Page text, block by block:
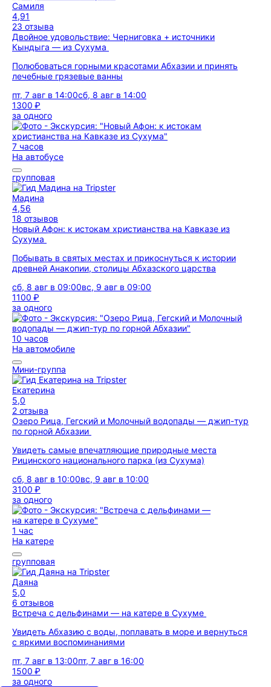
Самиля
4,91
23 отзыва
Двойное удовольствие: Черниговка + источники
Кындыга — из Сухума
Полюбоваться горными красотами Абхазии и принять
лечебные грязевые ванны
пт, 7 авг в 14:00сб, 8 авг в 14:00
1300 ₽
за одного
7 часов
На автобусе
групповая
Мадина
4,56
18 отзывов
Новый Афон: к истокам христианства на Кавказе из
Сухума
Побывать в святых местах и прикоснуться к истории
древней Анакопии, столицы Абхазского царства
сб, 8 авг в 09:00вс, 9 авг в 09:00
1100 ₽
за одного
10 часов
На автомобиле
Мини-группа
Екатерина
5,0
2 отзыва
Озеро Рица, Гегский и Молочный водопады — джип-тур
по горной Абхазии
Увидеть самые впечатляющие природные места
Рицинского национального парка (из Сухума)
сб, 8 авг в 10:00вс, 9 авг в 10:00
3100 ₽
за одного
1 час
На катере
групповая
Даяна
5,0
6 отзывов
Встреча с дельфинами — на катере в Сухуме
Увидеть Абхазию с воды, поплавать в море и вернуться
с яркими воспоминаниями
пт, 7 авг в 13:00пт, 7 авг в 16:00
1500 ₽
за одного